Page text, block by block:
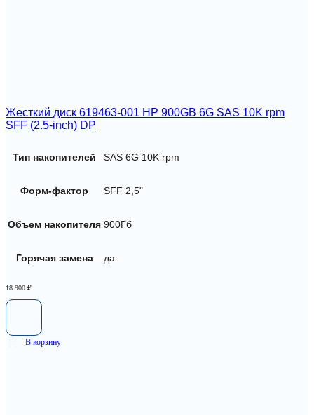
Жесткий диск 619463-001 HP 900GB 6G SAS 10K rpm
SFF (2.5-inch) DP
Тип накопителей SAS 6G 10K rpm
Форм-фактор SFF 2,5"
Объем накопителя 900Гб
Горячая замена да
18 900 ₽
В корзину